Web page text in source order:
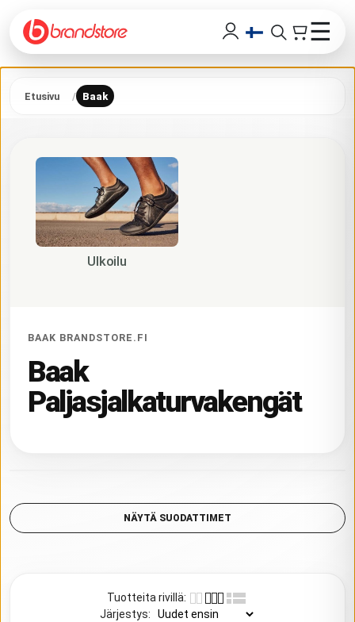
☰
Etusivu Baak
Ulkoilu
BAAK BRANDSTORE.FI
Baak
Paljasjalkaturvakengät
NÄYTÄ SUODATTIMET
Tuotteita rivillä:
Järjestys: